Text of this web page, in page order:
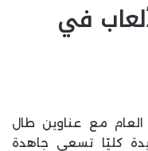
في
مع عناوين طال
كليًا تسعى جاهدة